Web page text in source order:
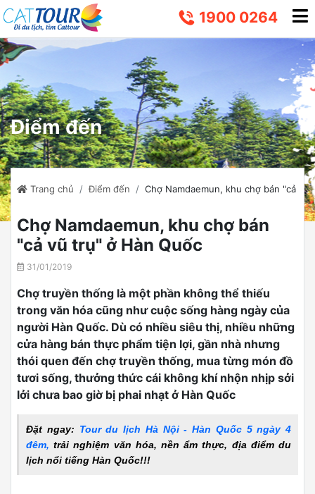
1900 0264
Điểm đến
Trang chủ Điểm đến Chợ Namdaemun, khu chợ bán "cả vũ
Chợ Namdaemun, khu chợ bán
"cả vũ trụ" ở Hàn Quốc
31/01/2019
Chợ truyền thống là một phần không thể thiếu
trong văn hóa cũng như cuộc sống hàng ngày của
người Hàn Quốc. Dù có nhiều siêu thị, nhiều những
cửa hàng bán thực phẩm tiện lợi, gần nhà nhưng
thói quen đến chợ truyền thống, mua từng món đồ
tươi sống, thưởng thức cái không khí nhộn nhịp sởi
lởi chưa bao giờ bị phai nhạt ở Hàn Quốc
Đặt ngay: Tour du lịch Hà Nội - Hàn Quốc 5 ngày 4
đêm,trải nghiệm văn hóa, nền ẩm thực, địa điểm du
lịch nổi tiếng Hàn Quốc!!!